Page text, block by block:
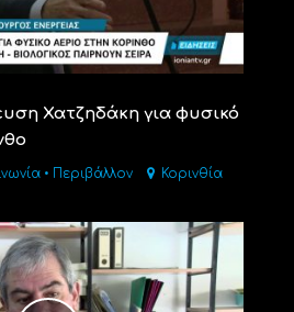
Χατζηδάκη για φυσικό
• Περιβάλλον Κορινθία